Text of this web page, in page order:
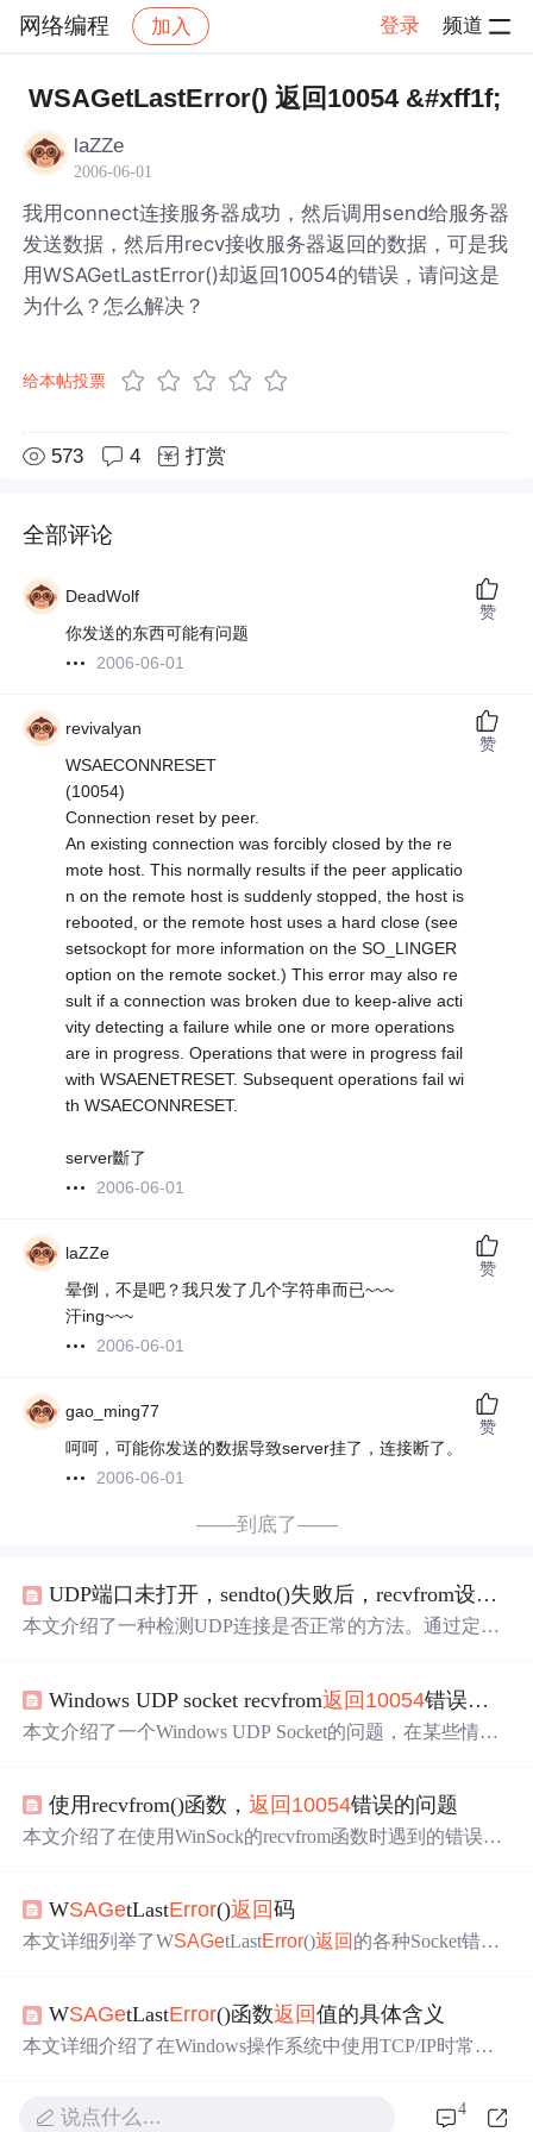
网络编程 加入 登录 频道
社区 网络编程 帖子详情
WSAGetLastError() 返回10054 &#xff1f;
laZZe
2006-06-01
我用connect连接服务器成功，然后调用send给服务器
发送数据，然后用recv接收服务器返回的数据，可是我
用WSAGetLastError()却返回10054的错误，请问这是
为什么？怎么解决？
给本帖投票
573 4 打赏
全部评论
DeadWolf
你发送的东西可能有问题
2006-06-01
赞
revivalyan
WSAECONNRESET
(10054)
Connection reset by peer.
An existing connection was forcibly closed by the re
mote host. This normally results if the peer applicatio
n on the remote host is suddenly stopped, the host is
rebooted, or the remote host uses a hard close (see
setsockopt for more information on the SO_LINGER
option on the remote socket.) This error may also re
sult if a connection was broken due to keep-alive acti
vity detecting a failure while one or more operations
are in progress. Operations that were in progress fail
with WSAENETRESET. Subsequent operations fail wi
th WSAECONNRESET.
server斷了
2006-06-01
赞
laZZe
晕倒，不是吧？我只发了几个字符串而已~~~
汗ing~~~
2006-06-01
赞
gao_ming77
呵呵，可能你发送的数据导致server挂了，连接断了。
2006-06-01
赞
——到底了——
UDP端口未打开，sendto()失败后，recvfrom设置无效，直接
本文介绍了一种检测UDP连接是否正常的方法。通过定时
m函数返回0的情况，并提供了具体的代码示例。
Windows UDP socket recvfrom返回 10054错误的解决办法
本文介绍了一个Windows UDP Socket的问题，在某些情况
来避免这一问题的方法。
使用recvfrom()函数，返回 10054错误的问题
本文介绍了在使用WinSock的recvfrom函数时遇到的错误10
的数据接收中断。
WSAGetLastError()返回码
本文详细列举了WSAGetLastError()返回 的各种Socket错误
网络编程中遇到的问题。
WSAGetLastError()函数返回值的具体含义
本文详细介绍了在Windows操作系统中使用TCP/IP时常见
个错误代码的具体含义及可能的原因。
说点什么… 4